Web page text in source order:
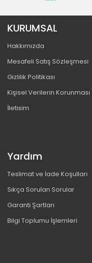
KURUMSAL
Hakkımızda
Mesafeli Satış Sözleşmesi
Gizlilik Politikası
Kişisel Verilerin Korunması
İletisim
Yardım
Teslimat ve İade Koşulları
Sıkça Sorulan Sorular
Garanti Şartları
Bilgi Toplumu İşlemleri